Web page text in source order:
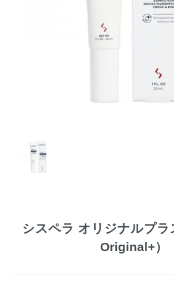
シスペラ オリジナルプ
Original+）